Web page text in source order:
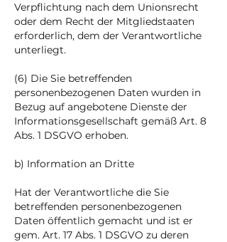
Verpflichtung nach dem Unionsrecht
oder dem Recht der Mitgliedstaaten
erforderlich, dem der Verantwortliche
unterliegt.
(6) Die Sie betreffenden
personenbezogenen Daten wurden in
Bezug auf angebotene Dienste der
Informationsgesellschaft gemäß Art. 8
Abs. 1 DSGVO erhoben.
b) Information an Dritte
Hat der Verantwortliche die Sie
betreffenden personenbezogenen
Daten öffentlich gemacht und ist er
gem. Art. 17 Abs. 1 DSGVO zu deren